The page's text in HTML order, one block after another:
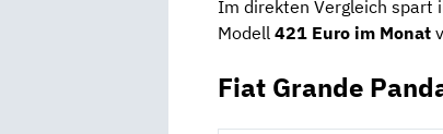
Im direkten Vergleich spart
Modell 421 Euro im Monat
Fiat Grande